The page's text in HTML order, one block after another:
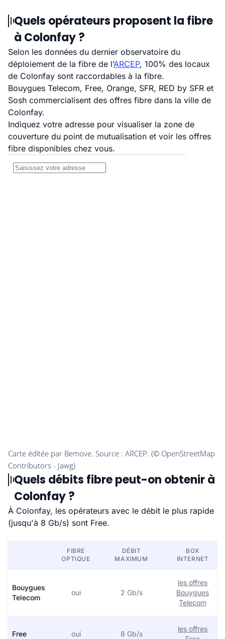
Quels opérateurs proposent la fibre
à Colonfay ?
Selon les données du dernier observatoire du
déploiement de la fibre de l’ARCEP, 100% des locaux
de Colonfay sont raccordables à la fibre.
Bouygues Telecom, Free, Orange, SFR, RED by SFR et
Sosh commercialisent des offres fibre dans la ville de
Colonfay.
Indiquez votre adresse pour visualiser la zone de
couverture du point de mutualisation et voir les offres
fibre disponibles chez vous.
Quels débits fibre peut-on obtenir à
Colonfay ?
À Colonfay, les opérateurs avec le débit le plus rapide
(jusqu'à 8 Gb/s) sont Free.
FIBRE
OPTIQUE
DÉBIT
MAXIMUM
BOX
INTERNET
Bouygues
Telecom
oui 2 Gb/s
les offres
Bouygues
Telecom
Free oui 8 Gb/s
les offres